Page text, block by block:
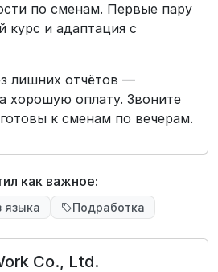
по сменам. Первые пару
и адаптация с
лишних отчётов —
хорошую оплату. Звоните
к сменам по вечерам.
как важное:
языка Подработка
Co., Ltd.